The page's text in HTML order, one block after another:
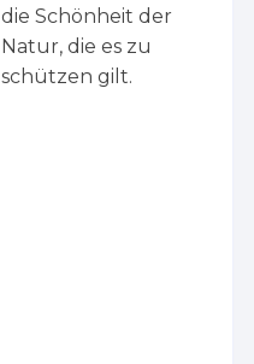
die Schönheit der
Natur, die es zu
schützen gilt.